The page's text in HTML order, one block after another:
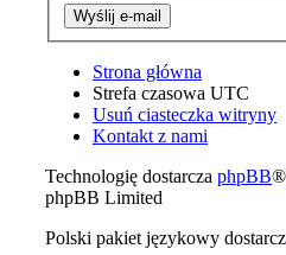
Strona główna
Strefa czasowa UTC
Usuń ciasteczka witryny
Kontakt z nami
Technologię dostarcza phpBB®
phpBB Limited
Polski pakiet językowy